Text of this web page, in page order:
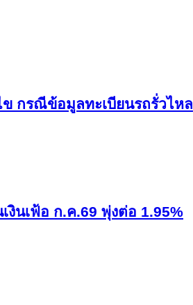
กรณีข้อมูลทะเบียนรถรั่วไหล
งินเฟ้อ ก.ค.69 พุ่งต่อ 1.95%